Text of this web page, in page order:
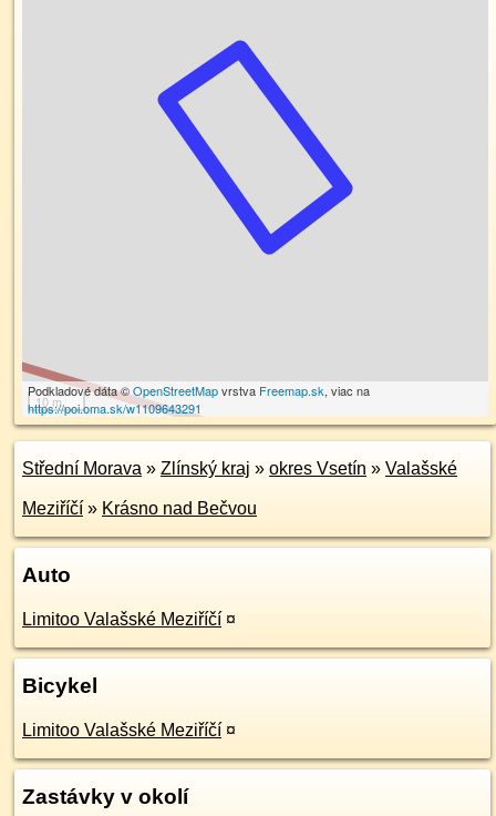
10 m
Podkladové dáta ©OpenStreetMapvrstva Freemap.sk, viac na
https://poi.oma.sk/w1109643291
Střední Morava » Zlínský kraj » okres Vsetín » Valašské
Meziříčí » Krásno nad Bečvou
Auto
Limitoo Valašské Meziříčí ¤
Bicykel
Limitoo Valašské Meziříčí ¤
Zastávky v okolí